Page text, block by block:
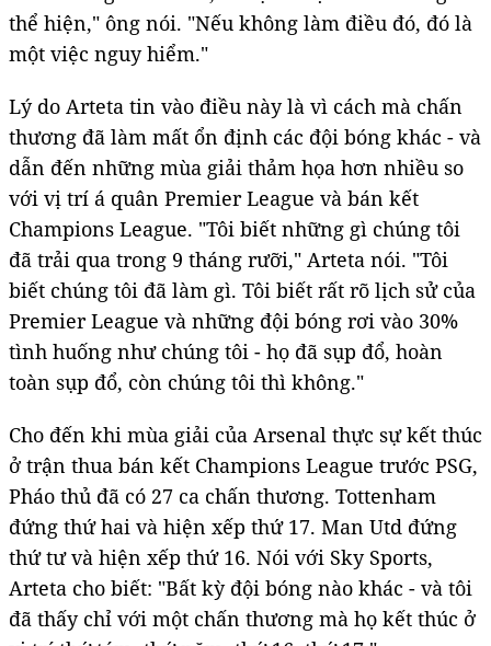
thể hiện," ông nói. "Nếu không làm điều đó, đó là
một việc nguy hiểm."
Lý do Arteta tin vào điều này là vì cách mà chấn
thương đã làm mất ổn định các đội bóng khác - và
dẫn đến những mùa giải thảm họa hơn nhiều so
với vị trí á quân Premier League và bán kết
Champions League. "Tôi biết những gì chúng tôi
đã trải qua trong 9 tháng rưỡi," Arteta nói. "Tôi
biết chúng tôi đã làm gì. Tôi biết rất rõ lịch sử của
Premier League và những đội bóng rơi vào 30%
tình huống như chúng tôi - họ đã sụp đổ, hoàn
toàn sụp đổ, còn chúng tôi thì không."
Cho đến khi mùa giải của Arsenal thực sự kết thúc
ở trận thua bán kết Champions League trước PSG,
Pháo thủ đã có 27 ca chấn thương. Tottenham
đứng thứ hai và hiện xếp thứ 17. Man Utd đứng
thứ tư và hiện xếp thứ 16. Nói với Sky Sports,
Arteta cho biết: "Bất kỳ đội bóng nào khác - và tôi
đã thấy chỉ với một chấn thương mà họ kết thúc ở